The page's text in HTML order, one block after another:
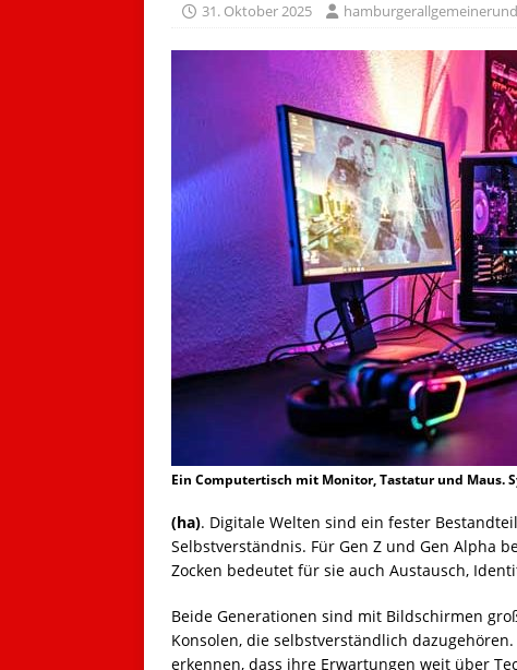
31. Oktober 2025
Ein Computertisch mit Monitor, Tastatur und Maus.
(ha). Digitale Welten sind ein fester
Selbstverständnis. Für Gen Z und Gen Alpha
Zocken bedeutet für sie auch Austausch,
Beide Generationen sind mit Bildschirmen
Konsolen, die selbstverständlich
erkennen, dass ihre Erwartungen weit über